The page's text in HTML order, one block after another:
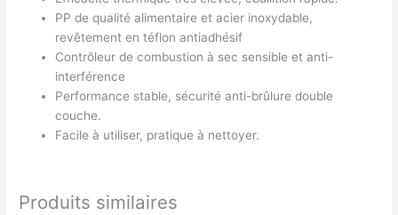
PP de qualité alimentaire et acier inoxydable,
revêtement en téflon antiadhésif
Contrôleur de combustion à sec sensible et anti-
interférence
Performance stable, sécurité anti-brûlure double
couche.
Facile à utiliser, pratique à nettoyer.
Produits similaires